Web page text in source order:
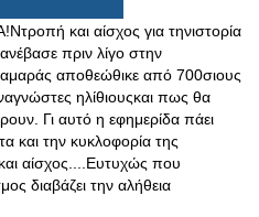
και αίσχος για τηνιστορία
πριν λίγο στην
αποθεώθικε από 700σιους
ηλίθιουςκαι πως θα
Γι αυτό η εφημερίδα πάει
και την κυκλοφορία της
αίσχος....Ευτυχώς που
διαβάζει την αλήθεια